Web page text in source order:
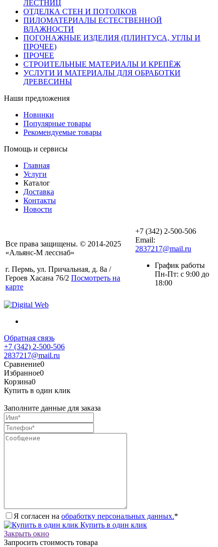
ЛЕСТНИЦ
ОТДЕЛКА СТЕН И ПОТОЛКОВ
ПИЛОМАТЕРИАЛЫ ЕСТЕСТВЕННОЙ
ВЛАЖНОСТИ
ПОГОНАЖНЫЕ ИЗДЕЛИЯ (ПЛИНТУСА, УГЛЫ И
ПРОЧЕЕ)
ПРОЧЕЕ
СТРОИТЕЛЬНЫЕ МАТЕРИАЛЫ И КРЕПЁЖ
УСЛУГИ И МАТЕРИАЛЫ ДЛЯ ОБРАБОТКИ
ДРЕВЕСИНЫ
Наши предложения
Новинки
Популярные товары
Рекомендуемые товары
Помощь и сервисы
Главная
Услуги
Каталог
Доставка
Контакты
Новости
Все права защищены. © 2014-2025
«Альянс-М лесснаб»
г. Пермь, ул. Причальная, д. 8а /
Героев Хасана 76/2 Посмотреть на
карте
+7 (342) 2-500-506
Email:
2837217@mail.ru
График работы
Пн-Пт: с 9:00 до
18:00
Обратная связь
+7 (342) 2-500-506
2837217@mail.ru
Сравнение0
Избранное0
Корзина0
Купить в один клик
Заполните данные для заказа
Я согласен на обработку персональных данных.*
Купить в один клик
Закрыть окно
Запросить стоимость товара